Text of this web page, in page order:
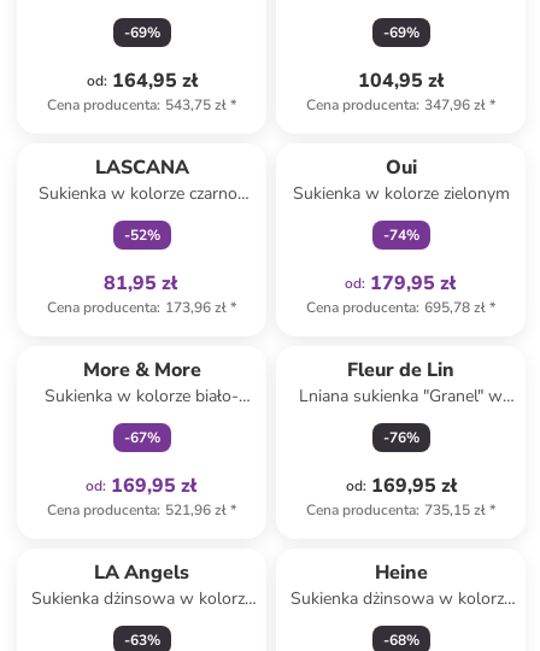
zielono-żółtym
-69%
od: 164,95 zł
Cena producenta: 543,75 zł*
niebieskim
-69%
104,95 zł
Cena producenta: 347,96 zł*
LASCANA
Sukienka w kolorze czarno-
kremowym
-52%
81,95 zł
Cena producenta: 173,96 zł*
Oui
Sukienka w kolorze zielonym
-74%
od: 179,95 zł
Cena producenta: 695,78 zł*
More & More
Sukienka w kolorze biało-
zielonym
-67%
od: 169,95 zł
Cena producenta: 521,96 zł*
Fleur de Lin
Lniana sukienka "Granel" w
kolorze błękitnym
-76%
od: 169,95 zł
Cena producenta: 735,15 zł*
LA Angels
Sukienka dżinsowa w kolorze
granatowym
-63%
Heine
Sukienka dżinsowa w kolorze
ciemnoszarym
-68%